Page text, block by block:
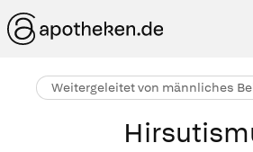
Weitergeleitet von männliches